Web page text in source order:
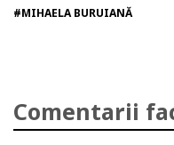
#MIHAELA BURUIANĂ
Comentarii